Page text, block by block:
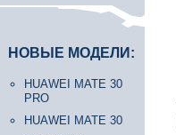
НОВЫЕ МОДЕЛИ:
HUAWEI MATE 30
PRO
HUAWEI MATE 30